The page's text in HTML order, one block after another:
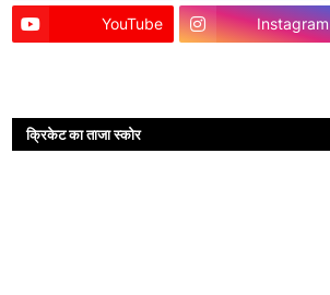
YouTube Instagram
क्रिकेट का ताजा स्कोर